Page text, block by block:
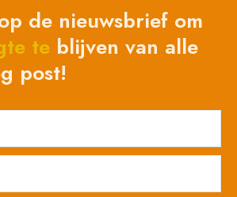
de nieuwsbrief om
te blijven van alle
post!